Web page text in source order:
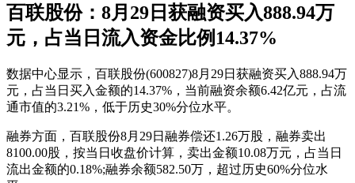
百联股份：8月29日获融资买入888.94万
元，占当日流入资金比例14.37%
数据中心显示，百联股份(600827)8月29日获融资买入888.94万
元，占当日买入金额的14.37%，当前融资余额6.42亿元，占流
通市值的3.21%，低于历史30%分位水平。
融券方面，百联股份8月29日融券偿还1.26万股，融券卖出
8100.00股，按当日收盘价计算，卖出金额10.08万元，占当日
流出金额的0.18%;融券余额582.50万，超过历史60%分位水